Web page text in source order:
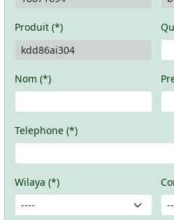
Produit (*)
Nom (*)
Telephone (*)
Wilaya (*)